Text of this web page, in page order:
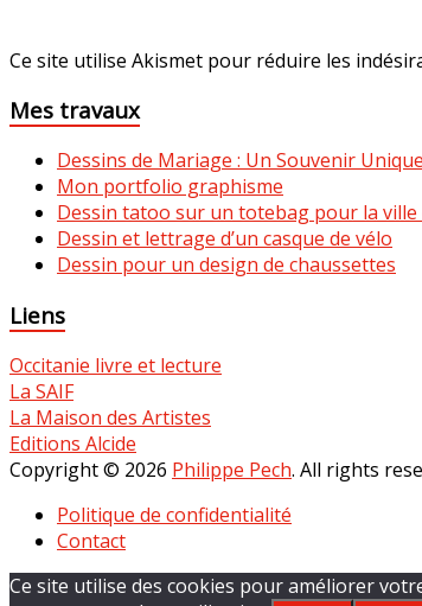
Ce site utilise Akismet pour réduire les
Mes travaux
Dessins de Mariage : Un Souvenir Unique
Mon portfolio graphisme
Dessin tatoo sur un totebag pour la
Dessin et lettrage d’un casque de vélo
Dessin pour un design de chaussettes
Liens
Occitanie livre et lecture
La SAIF
La Maison des Artistes
Editions Alcide
Copyright © 2026 Philippe Pech. All rights
Politique de confidentialité
Contact
Ce site utilise des cookies pour améliorer